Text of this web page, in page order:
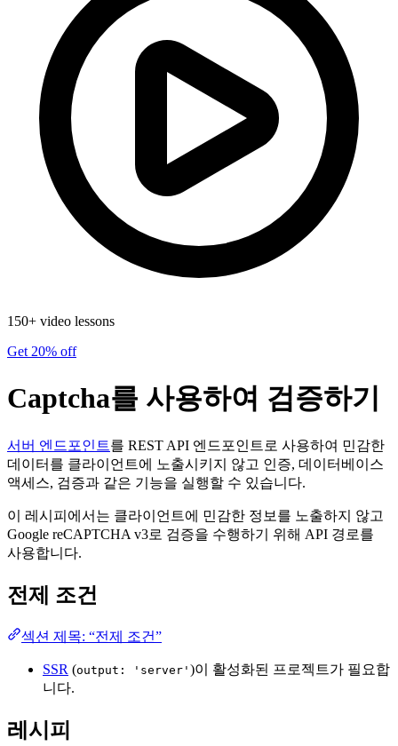
150+ video lessons
Get 20% off
Captcha를 사용하여 검증하기
서버 엔드포인트를 REST API 엔드포인트로 사용하여 민감한
데이터를 클라이언트에 노출시키지 않고 인증, 데이터베이스
액세스, 검증과 같은 기능을 실행할 수 있습니다.
이 레시피에서는 클라이언트에 민감한 정보를 노출하지 않고
Google reCAPTCHA v3로 검증을 수행하기 위해 API 경로를
사용합니다.
전제 조건
섹션 제목: “전제 조건”
SSR (output: 'server' )이 활성화된 프로젝트가 필요합
니다.
레시피